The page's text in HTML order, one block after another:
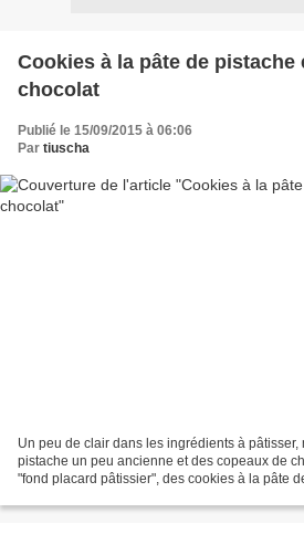
Cookies à la pâte de pistache
chocolat
Publié le 15/09/2015 à 06:06
Par tiuscha
Un peu de clair dans les ingrédients à pâtisser,
pistache un peu ancienne et des copeaux de
"fond placard pâtissier", des cookies à la pâte